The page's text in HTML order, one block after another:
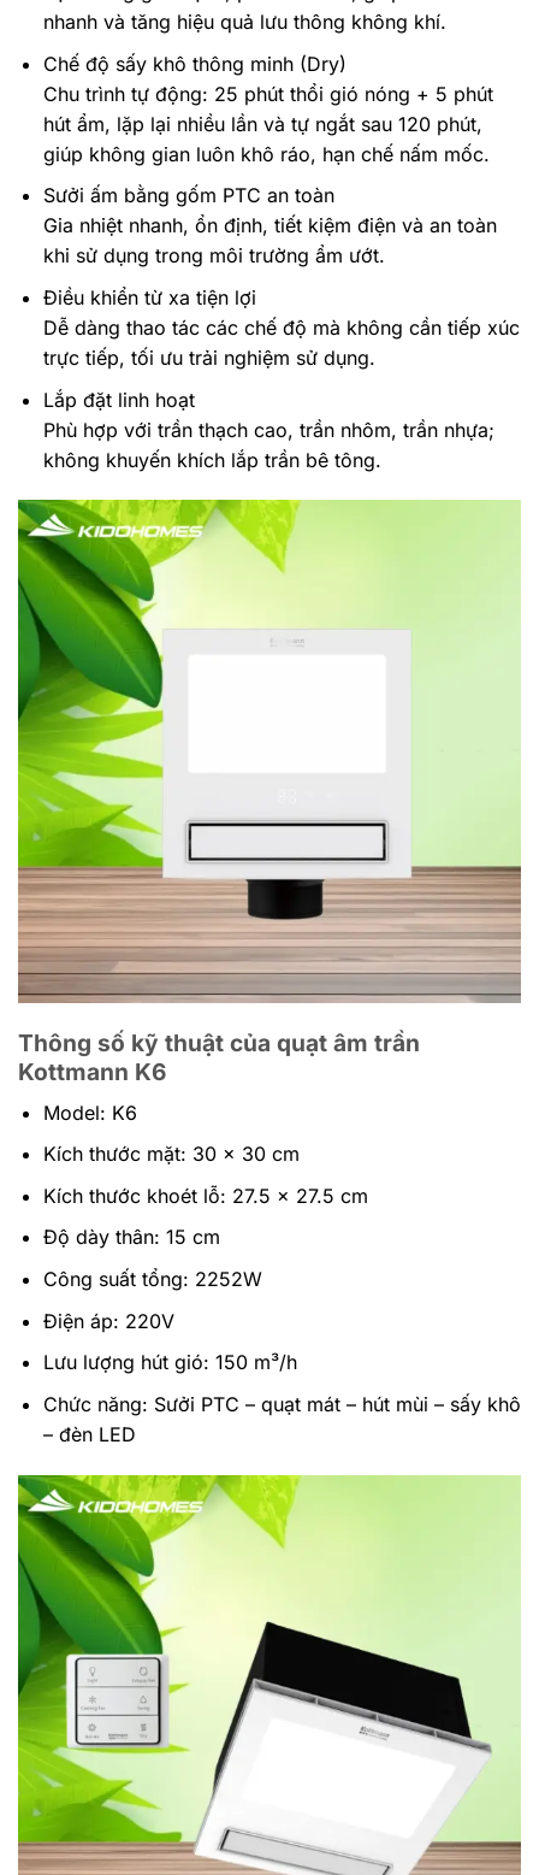
nhanh và tăng hiệu quả lưu thông không khí.
Chế độ sấy khô thông minh (Dry)
Chu trình tự động: 25 phút thổi gió nóng + 5 phút
hút ẩm, lặp lại nhiều lần và tự ngắt sau 120 phút,
giúp không gian luôn khô ráo, hạn chế nấm mốc.
Sưởi ấm bằng gốm PTC an toàn
Gia nhiệt nhanh, ổn định, tiết kiệm điện và an toàn
khi sử dụng trong môi trường ẩm ướt.
Điều khiển từ xa tiện lợi
Dễ dàng thao tác các chế độ mà không cần tiếp xúc
trực tiếp, tối ưu trải nghiệm sử dụng.
Lắp đặt linh hoạt
Phù hợp với trần thạch cao, trần nhôm, trần nhựa;
không khuyến khích lắp trần bê tông.
Thông số kỹ thuật của quạt âm trần
Kottmann K6
Model: K6
Kích thước mặt: 30 x 30 cm
Kích thước khoét lỗ: 27.5 x 27.5 cm
Độ dày thân: 15 cm
Công suất tổng: 2252W
Điện áp: 220V
Lưu lượng hút gió: 150 m³/h
Chức năng: Sưởi PTC – quạt mát – hút mùi – sấy khô
– đèn LED